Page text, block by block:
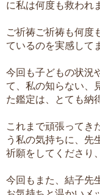
に私は何度も救われ
ご祈祷ご祈祷も何度
ているのを実感して
今回も子どもの状況
て、私の知らない、
た鑑定は、とても納
これまで頑張ってき
う私の気持ちに、先
祈願をしてくださり
今回もまた、結子先